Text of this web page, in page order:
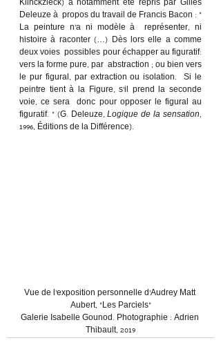
Klinckzieck) a notamment été repris par Gilles
Deleuze à  propos du travail de Francis Bacon : «
La peinture n’a ni modèle à  représenter, ni
histoire à raconter (…) Dès lors elle a comme
deux voies  possibles pour échapper au figuratif:
vers la forme pure, par  abstraction ; ou bien vers
le pur figural, par extraction ou isolation.  Si le
peintre tient à la Figure, s’il prend la seconde
voie, ce sera  donc pour opposer le figural au
figuratif. » (G. Deleuze, Logique de la sensation,
1996, Éditions de la Différence).
Vue de l'exposition personnelle d'Audrey Matt
Aubert, "Les Parciels"
Galerie Isabelle Gounod. Photographie : Adrien
Thibault, 2019